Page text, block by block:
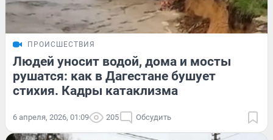
ПРОИСШЕСТВИЯ
Людей уносит водой, дома и мосты
рушатся: как в Дагестане бушует
стихия. Кадры катаклизма
6 апреля, 2026, 01:09 205 Обсудить